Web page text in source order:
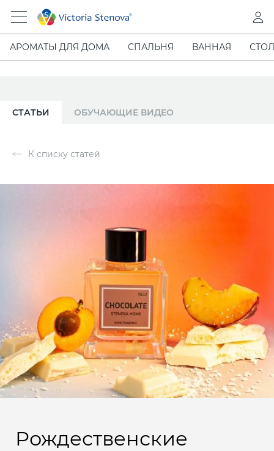
АРОМАТЫ ДЛЯ ДОМА СПАЛЬНЯ ВАННАЯ
СТАТЬИ ОБУЧАЮЩИЕ ВИДЕО
К списку статей
Рождественские